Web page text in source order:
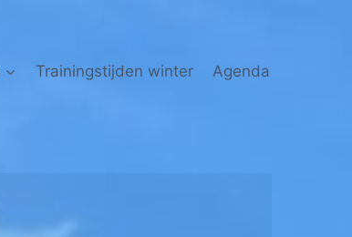
Trainingstijden winter Agenda